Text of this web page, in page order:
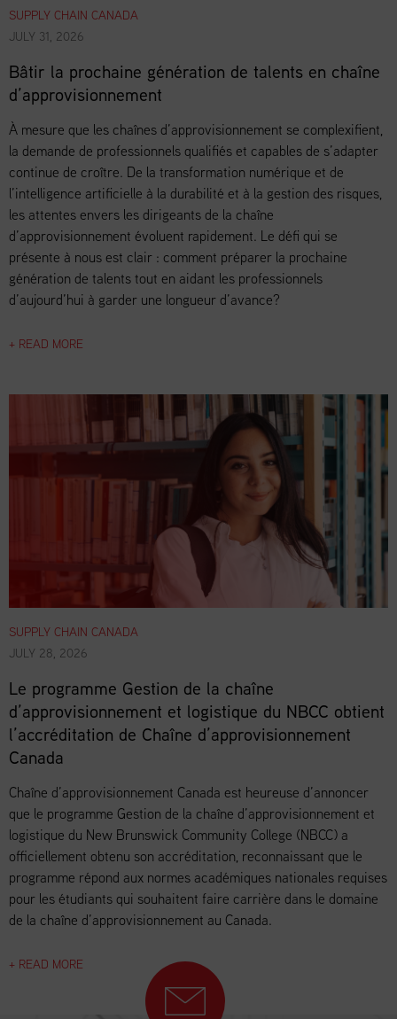
SUPPLY CHAIN CANADA
JULY 31, 2026
Bâtir la prochaine génération de talents en chaîne
d’approvisionnement
À mesure que les chaînes d’approvisionnement se complexifient,
la demande de professionnels qualifiés et capables de s’adapter
continue de croître. De la transformation numérique et de
l’intelligence artificielle à la durabilité et à la gestion des risques,
les attentes envers les dirigeants de la chaîne
d’approvisionnement évoluent rapidement. Le défi qui se
présente à nous est clair : comment préparer la prochaine
génération de talents tout en aidant les professionnels
d’aujourd’hui à garder une longueur d’avance?
+ READ MORE
SUPPLY CHAIN CANADA
JULY 28, 2026
Le programme Gestion de la chaîne
d’approvisionnement et logistique du NBCC obtient
l’accréditation de Chaîne d’approvisionnement
Canada
Chaîne d’approvisionnement Canada est heureuse d’annoncer
que le programme Gestion de la chaîne d’approvisionnement et
logistique du New Brunswick Community College (NBCC) a
officiellement obtenu son accréditation, reconnaissant que le
programme répond aux normes académiques nationales requises
pour les étudiants qui souhaitent faire carrière dans le domaine
de la chaîne d’approvisionnement au Canada.
+ READ MORE